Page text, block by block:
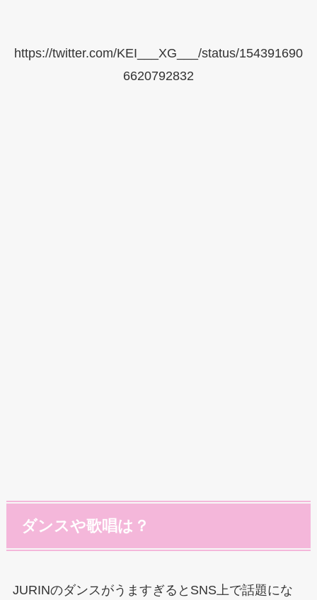
https://twitter.com/KEI___XG___/status/154391690
6620792832
ダンスや歌唱は？
JURINのダンスがうますぎるとSNS上で話題にな